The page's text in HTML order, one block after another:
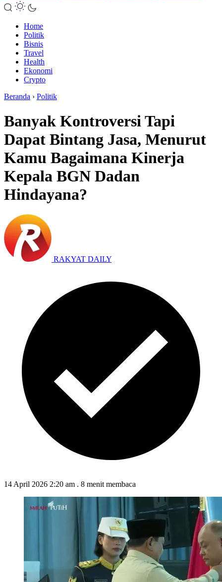
Home
Politik
Bisnis
Travel
Health
Ekonomi
Crypto
Beranda › Politik
Banyak Kontroversi Tapi
Dapat Bintang Jasa, Menurut
Kamu Bagaimana Kinerja
Kepala BGN Dadan
Hindayana?
RAKYAT DAILY
14 April 2026 2:20 am . 8 menit membaca